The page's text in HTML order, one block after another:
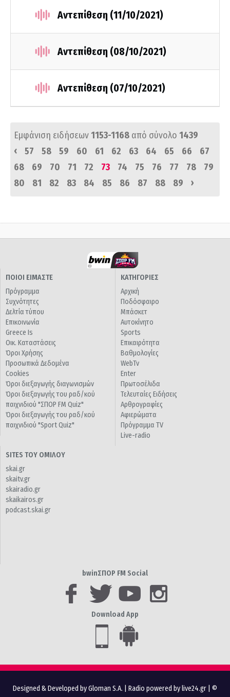
Αντεπίθεση (11/10/2021)
Αντεπίθεση (08/10/2021)
Αντεπίθεση (07/10/2021)
Εμφάνιση ειδήσεων1153-1168 από σύνολο 1439
‹
57 58 59 60 61 62 63 64 65 66
67
68
69 70 71 72 73 74 75 76 77 78
79
80
81 82 83 84 85 86 87 88 89 ›
ΠΟΙΟΙ ΕΙΜΑΣΤΕ
Πρόγραμμα
Συχνότητες
Δελτία τύπου
Επικοινωνία
Greece Is
Οικ. Καταστάσεις
Όροι Χρήσης
Προσωπικά Δεδομένα
Cookies
Όροι διεξαγωγής διαγωνισμών
Όροι διεξαγωγής του ραδ/κού
παιχνιδιού "ΣΠΟΡ FM Quiz"
Όροι διεξαγωγής του ραδ/κού
παιχνιδιού "Sport Quiz"
ΚΑΤΗΓΟΡΙΕΣ
Αρχική
Ποδόσφαιρο
Μπάσκετ
Αυτοκίνητο
Sports
Επικαιρότητα
Βαθμολογίες
WebTv
Enter
Πρωτοσέλιδα
Τελευταίες Ειδήσεις
Αρθρογραφίες
Αφιερώματα
Πρόγραμμα TV
Live-radio
SITES ΤΟΥ ΟΜΙΛΟΥ
skai.gr
skaitv.gr
skairadio.gr
skaikairos.gr
podcast.skai.gr
bwinΣΠΟΡ FM Social
Download App
Designed & Developed by Gloman S.A. Radio powered by live24.gr | ©